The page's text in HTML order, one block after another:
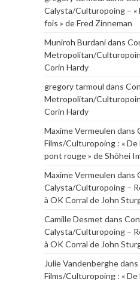
Calysta/Culturopoing –
fois » de Fred Zinneman
Muniroh Burdanidans
Metropolitan/
Corin Hardy
gregory tarmoul dans
Metropolitan/
Corin Hardy
Maxime Vermeulen dans
Films/Culturopoing : « De
pont rouge » de Shōhei
Maxime Vermeulen dans
Calysta/Culturopoing –
à OK Corral de John
Camille Desmet dans
Calysta/Culturopoing –
à OK Corral de John
Julie Vandenberghedans
Films/Culturopoing : « De